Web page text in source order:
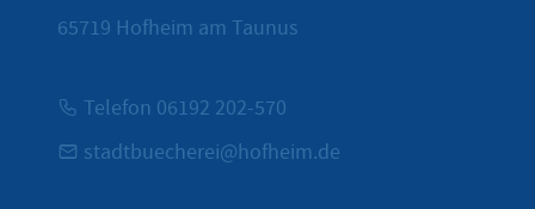
65719 Hofheim am Taunus
Telefon 06192 202-570
stadtbuecherei@hofheim.de